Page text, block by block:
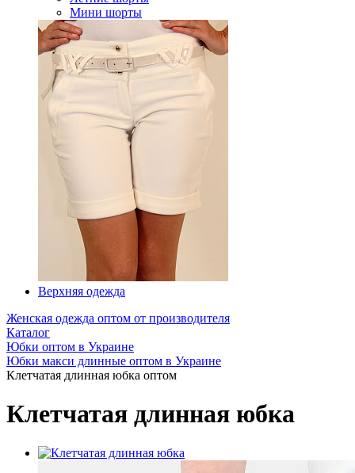
Мини шорты
Верхняя одежда
Женская одежда оптом от производителя
Каталог
Юбки оптом в Украине
Юбки макси длинные оптом в Украине
Клетчатая длинная юбка оптом
Клетчатая длинная юбка